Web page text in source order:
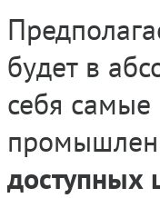
будет в
себя
доступных